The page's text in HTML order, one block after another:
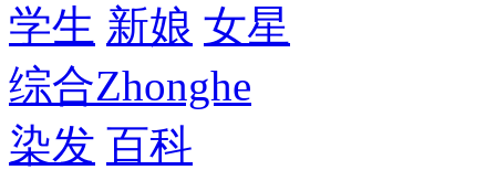
学生 新娘 女星
综合Zhonghe
染发 百科